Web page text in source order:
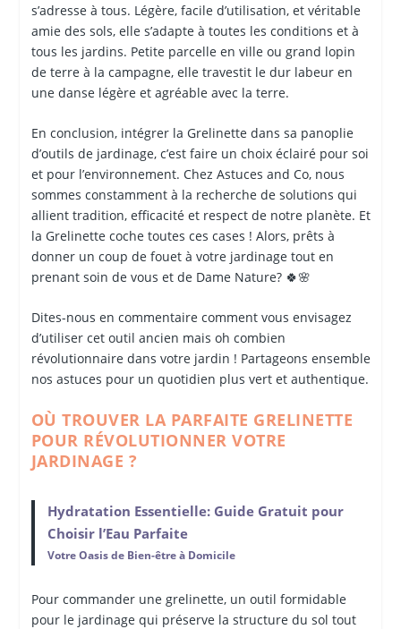
s’adresse à tous. Légère, facile d’utilisation, et véritable
amie des sols, elle s’adapte à toutes les conditions et à
tous les jardins. Petite parcelle en ville ou grand lopin
de terre à la campagne, elle travestit le dur labeur en
une danse légère et agréable avec la terre.
En conclusion, intégrer la Grelinette dans sa panoplie
d’outils de jardinage, c’est faire un choix éclairé pour soi
et pour l’environnement. Chez Astuces and Co, nous
sommes constamment à la recherche de solutions qui
allient tradition, efficacité et respect de notre planète. Et
la Grelinette coche toutes ces cases ! Alors, prêts à
donner un coup de fouet à votre jardinage tout en
prenant soin de vous et de Dame Nature? 🍀🌸
Dites-nous en commentaire comment vous envisagez
d’utiliser cet outil ancien mais oh combien
révolutionnaire dans votre jardin ! Partageons ensemble
nos astuces pour un quotidien plus vert et authentique.
OÙ TROUVER LA PARFAITE GRELINETTE
POUR RÉVOLUTIONNER VOTRE
JARDINAGE ?
Hydratation Essentielle: Guide Gratuit pour
Choisir l’Eau Parfaite
Votre Oasis de Bien-être à Domicile
Pour commander une grelinette, un outil formidable
pour le jardinage qui préserve la structure du sol tout